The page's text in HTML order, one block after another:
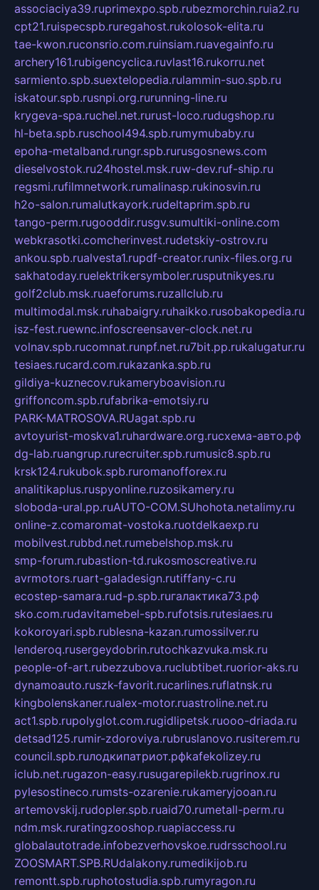
associaciya39.ruprimexpo.spb.rubezmorchin.ruia2.ru
cpt21.ruispecspb.ruregahost.rukolosok-elita.ru
tae-kwon.ruconsrio.com.ruinsiam.ruavegainfo.ru
archery161.rubigencyclica.ruvlast16.rukorru.net
sarmiento.spb.suextelopedia.rulammin-suo.spb.ru
iskatour.spb.rusnpi.org.rurunning-line.ru
krygeva-spa.ruchel.net.rurust-loco.rudugshop.ru
hl-beta.spb.ruschool494.spb.rumymubaby.ru
epoha-metalband.rungr.spb.rurusgosnews.com
dieselvostok.ru24hostel.msk.ruw-dev.ruf-ship.ru
regsmi.rufilmnetwork.rumalinasp.rukinosvin.ru
h2o-salon.rumalutkayork.rudeltaprim.spb.ru
tango-perm.rugooddir.rusgv.sumultiki-online.com
webkrasotki.comcherinvest.rudetskiy-ostrov.ru
ankou.spb.rualvesta1.rupdf-creator.runix-files.org.ru
sakhatoday.ruelektrikersymboler.rusputnikyes.ru
golf2club.msk.ruaeforums.ruzallclub.ru
multimodal.msk.ruhabaigry.ruhaikko.rusobakopedia.ru
isz-fest.ruewnc.infoscreensaver-clock.net.ru
volnav.spb.rucomnat.runpf.net.ru7bit.pp.rukalugatur.ru
tesiaes.rucard.com.rukazanka.spb.ru
gildiya-kuznecov.rukameryboavision.ru
griffoncom.spb.rufabrika-emotsiy.ru
PARK-MATROSOVA.RUagat.spb.ru
avtoyurist-moskva1.ruhardware.org.ruсхема-авто.рф
dg-lab.ruangrup.rurecruiter.spb.rumusic8.spb.ru
krsk124.rukubok.spb.ruromanofforex.ru
analitikaplus.ruspyonline.ruzosikamery.ru
sloboda-ural.pp.ruAUTO-COM.SUhohota.netalimy.ru
online-z.comaromat-vostoka.ruotdelkaexp.ru
mobilvest.rubbd.net.rumebelshop.msk.ru
smp-forum.rubastion-td.rukosmoscreative.ru
avrmotors.ruart-galadesign.rutiffany-c.ru
ecostep-samara.rud-p.spb.ruгалактика73.рф
sko.com.rudavitamebel-spb.rufotsis.rutesiaes.ru
kokoroyari.spb.rublesna-kazan.rumossilver.ru
lenderoq.rusergeydobrin.rutochkazvuka.msk.ru
people-of-art.rubezzubova.ruclubtibet.ruorior-aks.ru
dynamoauto.ruszk-favorit.rucarlines.ruflatnsk.ru
kingbolenskaner.rualex-motor.ruastroline.net.ru
act1.spb.rupolyglot.com.rugidlipetsk.ruooo-driada.ru
detsad125.rumir-zdoroviya.rubruslanovo.rusiterem.ru
council.spb.ruлодкипатриот.рфkafekolizey.ru
iclub.net.rugazon-easy.rusugarepilekb.rugrinox.ru
pylesostineco.rumsts-ozarenie.rukameryjooan.ru
artemovskij.rudopler.spb.ruaid70.rumetall-perm.ru
ndm.msk.ruratingzooshop.ruapiaccess.ru
globalautotrade.infobezverhovskoe.rudrsschool.ru
ZOOSMART.SPB.RUdalakony.rumedikijob.ru
remontt.spb.ruphotostudia.spb.rumyragon.ru